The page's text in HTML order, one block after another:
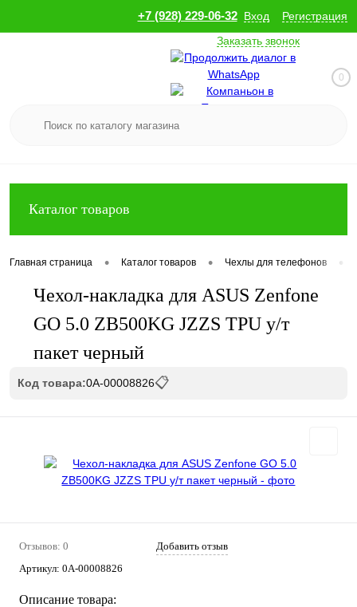
+7 (928) 229-06-32 Вход
Регистрация
Заказать звонок
0
Каталог товаров
Главная страница • Каталог товаров • Чехлы для телефонов •
Чехол-накладка для ASUS Zenfone
GO 5.0 ZB500KG JZZS TPU у/т
пакет черный
Код товара:0А-00008826📋
Отзывов: 0
Добавить отзыв
Артикул: 0А-00008826
Описание товара: